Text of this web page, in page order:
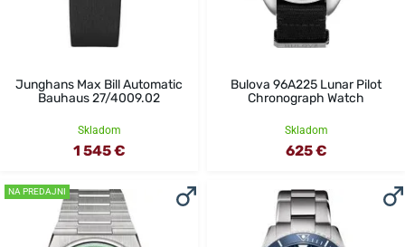
Junghans Max Bill Automatic
Bauhaus 27/4009.02
Skladom
1 545 €
Bulova 96A225 Lunar Pilot
Chronograph Watch
Skladom
625 €
NA PREDAJNI